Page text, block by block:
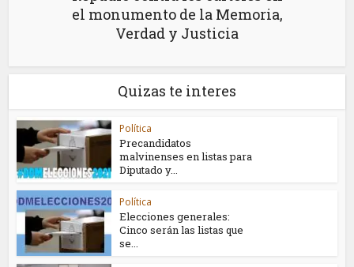
el monumento de la Memoria,
Verdad y Justicia
Quizas te interes
Política
Precandidatos
malvinenses en listas para
Diputado y...
Política
Elecciones generales:
Cinco serán las listas que
se...